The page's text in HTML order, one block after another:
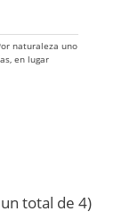
naturaleza uno
en lugar
total de 4)